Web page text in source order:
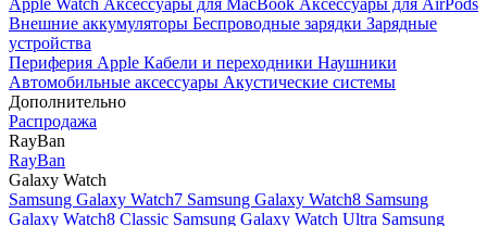
Apple Watch Аксессуары для MacBook Аксессуары для AirPods
Внешние аккумуляторы Беспроводные зарядки Зарядные
устройства
Периферия Apple Кабели и переходники Наушники
Автомобильные аксессуары Акустические системы
Дополнительно
Распродажа
RayBan
RayBan
Galaxy Watch
Samsung Galaxy Watch7 Samsung Galaxy Watch8 Samsung
Galaxy Watch8 Classic Samsung Galaxy Watch Ultra Samsung